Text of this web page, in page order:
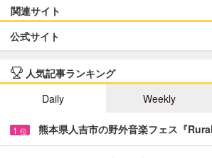
関連サイト
公式サイト
人気記事ランキング
Daily
Weekly
1 位 熊本県人吉市の野外音楽フェス『